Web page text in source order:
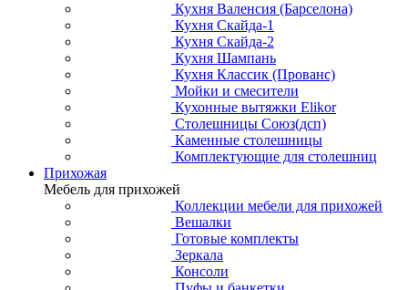
Кухня Валенсия (Барселона)
Кухня Скайда-1
Кухня Скайда-2
Кухня Шампань
Кухня Классик (Прованс)
Мойки и смесители
Кухонные вытяжки Elikor
Столешницы Союз(дсп)
Каменные столешницы
Комплектующие для столешниц
Прихожая
Мебель для прихожей
Коллекции мебели для прихожей
Вешалки
Готовые комплекты
Зеркала
Консоли